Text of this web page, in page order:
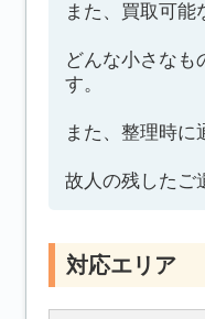
また、買取可能
どんな小さなも
す。
また、整理時に
故人の残したご
対応エリア